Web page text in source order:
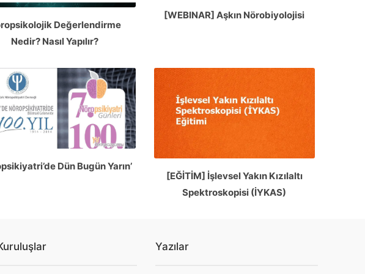
Değerlendirme
Nedir? Nasıl Yapılır?
[WEBINAR] Aşkın Nörobiyolojisi
Dün Bugün Yarın’
[EĞİTİM] İşlevsel Yakın Kızılaltı
Spektroskopisi (İYKAS)
Yazılar